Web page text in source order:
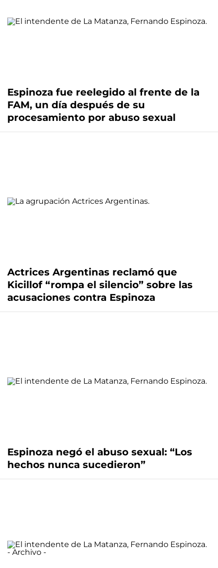
Espinoza fue reelegido al frente de la
FAM, un día después de su
procesamiento por abuso sexual
Actrices Argentinas reclamó que
Kicillof “rompa el silencio” sobre las
acusaciones contra Espinoza
Espinoza negó el abuso sexual: “Los
hechos nunca sucedieron”